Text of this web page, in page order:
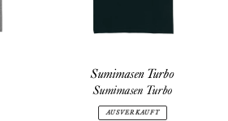
Sumimasen Turbo
Sumimasen Turbo
AUSVERKAUFT